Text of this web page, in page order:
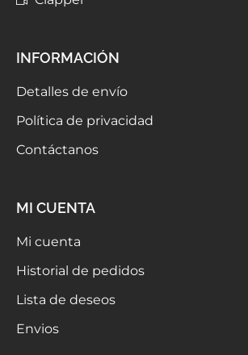
INFORMACIÓN
Detalles de envío
Política de privacidad
Contáctanos
MI CUENTA
Mi cuenta
Historial de pedidos
Lista de deseos
Envios